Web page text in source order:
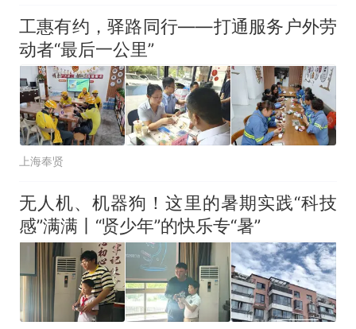
工惠有约，驿路同行——打通服务户外劳
动者“最后一公里”
上海奉贤
无人机、机器狗！这里的暑期实践“科技
感”满满丨“贤少年”的快乐专“暑”